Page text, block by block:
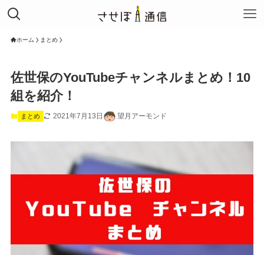
ホーム まとめ
佐世保のYouTubeチャンネルまとめ！10
組を紹介！
まとめ 2021年7月13日 望月アーモンド